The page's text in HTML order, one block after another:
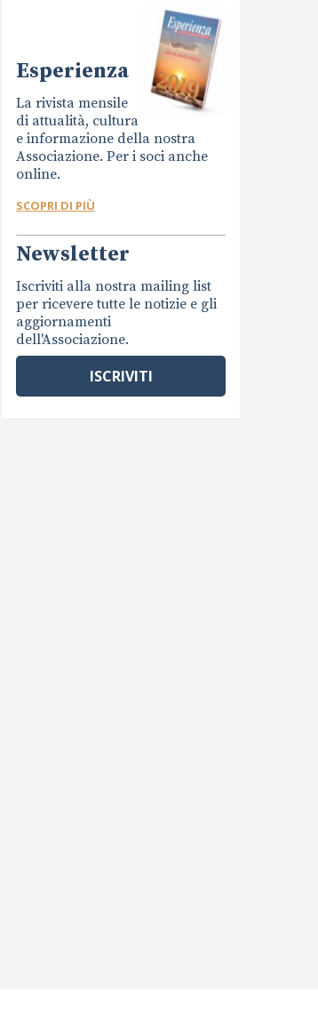
Esperienza
La rivista mensile
di attualità, cultura
e informazione della nostra
Associazione. Per i soci anche
online.
SCOPRI DI PIÙ
Newsletter
Iscriviti alla nostra mailing list
per ricevere tutte le notizie e gli
aggiornamenti
dell'Associazione.
ISCRIVITI